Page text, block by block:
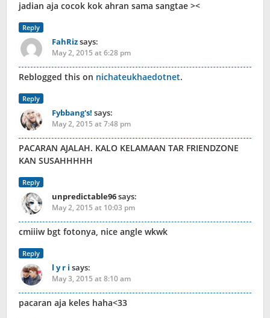
jadian aja cocok kok ahran sama sangtae ><
Reply
FahRizsays:
May 2, 2015 at 6:28 pm
Reblogged this on nichateukhaedotnet.
Reply
Fybbang's! says:
May 2, 2015 at 7:48 pm
PACARAN AJALAH. KALO KELAMAAN TAR FRIENDZONE
KAN SUSAHHHHH
Reply
unpredictable96says:
May 2, 2015 at 10:03 pm
cmiiiw bgt fotonya, nice angle wkwk
Reply
l y r i says:
May 3, 2015 at 8:10 am
pacaran aja keles haha<33